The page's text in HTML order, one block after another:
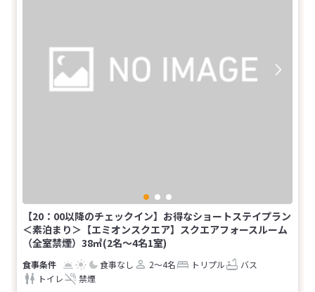
【20：00以降のチェックイン】お得なショートステイプラン
＜素泊まり＞【エミオンスクエア】スクエアフォースルーム
（全室禁煙）38㎡(2名～4名1室)
食事なし 2～4名 トリプル
バス
トイレ
禁煙